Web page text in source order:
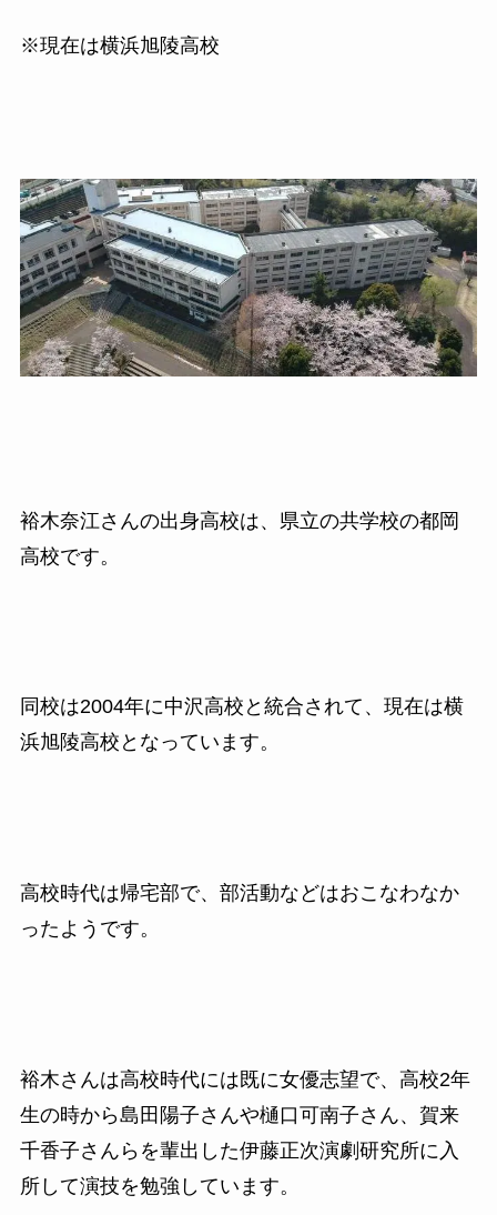
※現在は横浜旭陵高校
裕木奈江さんの出身高校は、県立の共学校の都岡
高校です。
同校は2004年に中沢高校と統合されて、現在は横
浜旭陵高校となっています。
高校時代は帰宅部で、部活動などはおこなわなか
ったようです。
裕木さんは高校時代には既に女優志望で、高校2年
生の時から島田陽子さんや樋口可南子さん、賀来
千香子さんらを輩出した伊藤正次演劇研究所に入
所して演技を勉強しています。